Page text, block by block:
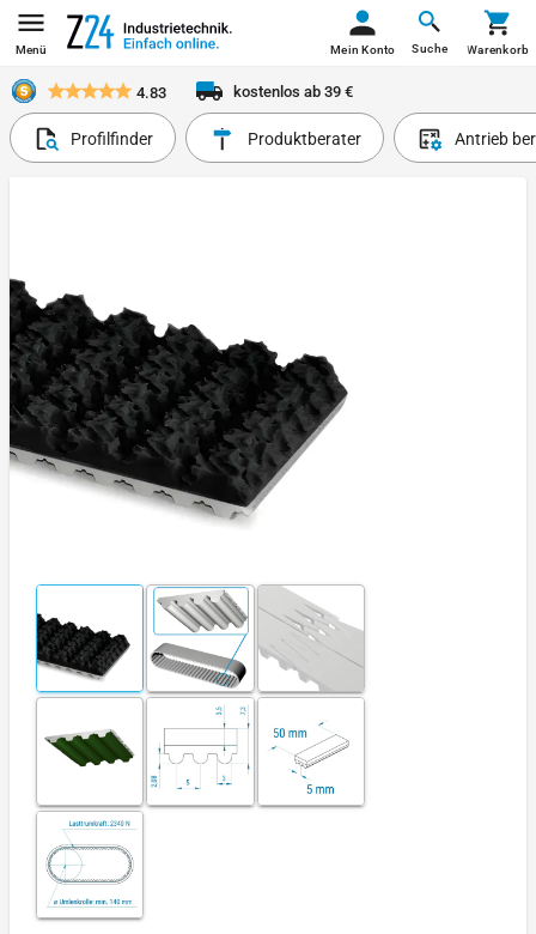
Menü Suche
Mein Konto Warenkorb
4.83 kostenlos ab 39 €
Profilfinder Produktberater Antrieb